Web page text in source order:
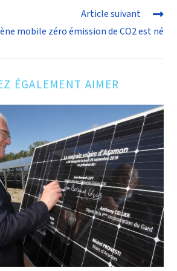
Article suivant
mobile zéro émission de CO2 est né
ÉGALEMENT AIMER